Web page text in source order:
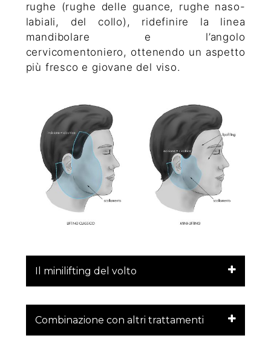
rughe (rughe delle guance, rughe naso-
labiali, del collo), ridefinire la linea
mandibolare e l’angolo
cervicomentoniero, ottenendo un aspetto
più fresco e giovane del viso.
Il minilifting del volto
Combinazione con altri trattamenti